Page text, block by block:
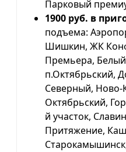
Парковый
1900 руб. в
подъема:
Шишкин, ЖК
Премьера, Белый
п.Октябрьский,
Северный, Ново-
Октябрьский,
й участок,
Притяжение,